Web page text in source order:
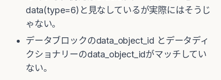
data(type=6)と見なしているが実際にはそうじ
ゃない。
データブロックのdata_object_id とデータディ
クショナリーのdata_object_idがマッチしてい
ない。